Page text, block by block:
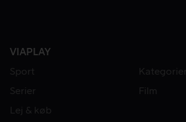
VIAPLAY
Sport
Kategorier
Serier
Film
Lej & køb